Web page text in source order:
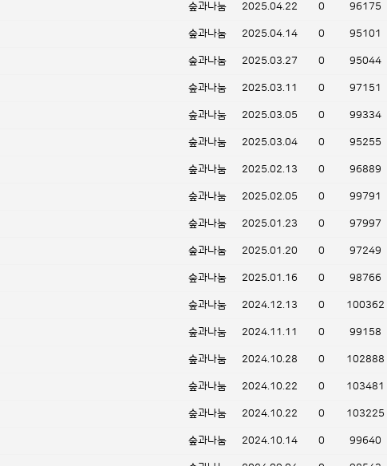
숲과나눔 2025.04.22 0 96175
숲과나눔 2025.04.14 0 95101
숲과나눔 2025.03.27 0 95044
숲과나눔 2025.03.11 0 97151
숲과나눔 2025.03.05 0 99334
숲과나눔 2025.03.04 0 95255
숲과나눔 2025.02.13 0 96889
숲과나눔 2025.02.05 0 99791
숲과나눔 2025.01.23 0 97997
숲과나눔 2025.01.20 0 97249
숲과나눔 2025.01.16 0 98766
숲과나눔 2024.12.13 0 100362
숲과나눔 2024.11.11 0 99158
숲과나눔 2024.10.28 0 102888
숲과나눔 2024.10.22 0 103481
숲과나눔 2024.10.22 0 103225
숲과나눔 2024.10.14 0 99640